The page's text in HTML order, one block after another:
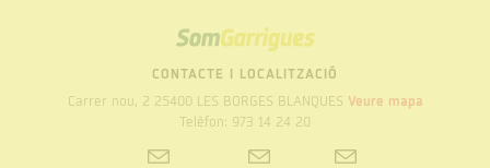
SOM
GARRIGUES
CONTACTE I LOCALITZACIÓ
Carrer nou, 2 25400 LES BORGES BLANQUES Veure mapa
Telèfon: 973 14 24 20